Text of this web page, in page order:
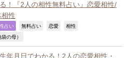
！『2人の相性無料占い』恋愛相性/
性
占い 無料占い 恋愛 相性
の母）
年月日でわかる！2人の恋愛相性・